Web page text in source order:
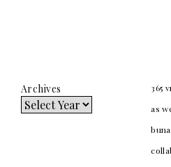
Archives
365
as